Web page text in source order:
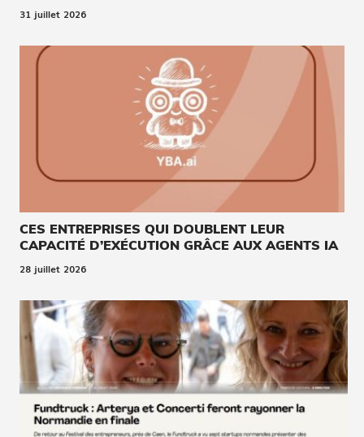
31 juillet 2026
CES ENTREPRISES QUI DOUBLENT LEUR
CAPACITÉ D’EXÉCUTION GRÂCE AUX AGENTS IA
28 juillet 2026